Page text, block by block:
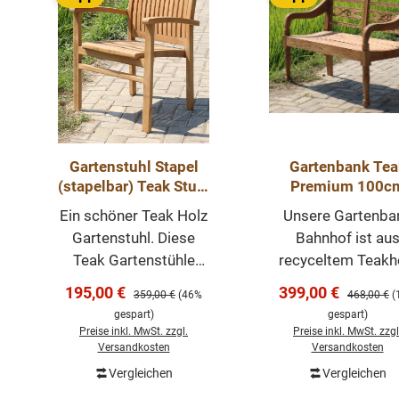
Gartenstuhl Stapel
(stapelbar) Teak Stuhl
Ein schöner Teak Holz
Gartenstuhl. Diese
Teak Gartenstühle
Teak hergestellt und
sind stapelbar. Die
Rückenlehne und
Sitzfläche sind sehr
Verkaufspreis:
195,00 € Regulärer Preis:
359,00 € (46%
gespart)
Preise inkl. MwSt. zzgl.
Versandkosten
Vergleichen
In den Warenkorb
Gartenbank
Premium
Teakholz Bank
Gartenmöbel
Sitzbank
Unsere
Bahnhof ist aus
recyceltem
Teakholz gibt der
einen antiken
Charakter. Jede
ist ein echtes
Verkaufspreis:
399,00 € Regulärer
468,00 €
gespart)
Preise inkl. MwSt.
Versandkosten
Vergleichen
In den